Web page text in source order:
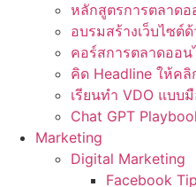
หลักสูตรการตลาด
อบรมสร้างเว็บไซต์
คอร์สการตลาดออน
คิด Headline ให้ค
เรียนทำ VDO แบบ
Chat GPT
Marketing
Digital Marketing
Facebook